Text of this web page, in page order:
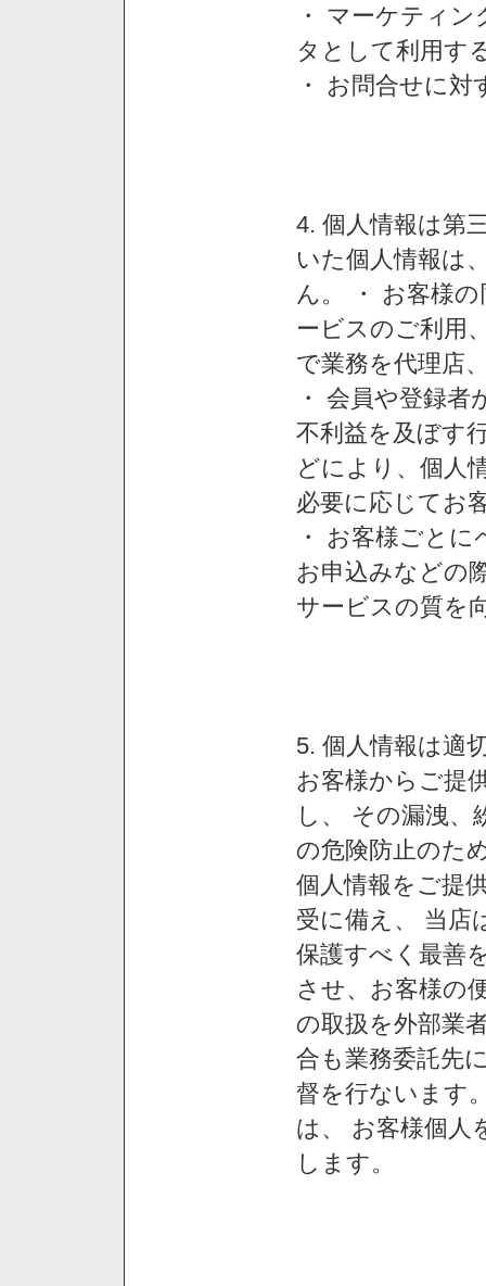
・ マーケティ
タとして利用す
・ お問合せに
4. 個人情報は第
いた個人情報は
ん。 ・ お客様
ービスのご利用
で業務を代理店
・ 会員や登録
不利益を及ぼす
どにより、個人
必要に応じてお
・ お客様ごと
お申込みなどの
サービスの質を
5. 個人情報は適
お客様からご提
し、 その漏洩、
の危険防止のた
個人情報をご提
受に備え、 当店
保護すべく最善
させ、お客様の
の取扱を外部業
合も業務委託先
督を行ないます
は、 お客様個人
します。